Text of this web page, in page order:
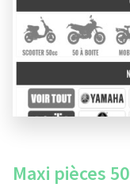
Maxi pièces 50